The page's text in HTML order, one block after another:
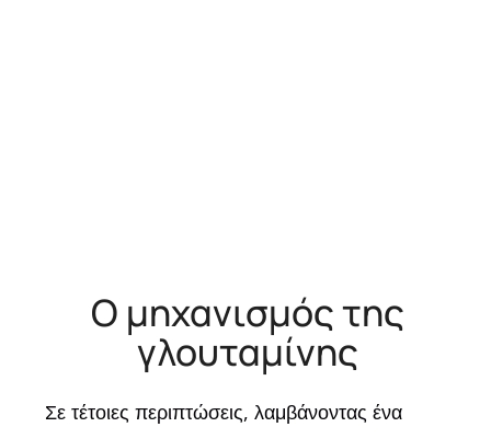
Ο μηχανισμός της
γλουταμίνης
Σε τέτοιες περιπτώσεις, λαμβάνοντας ένα